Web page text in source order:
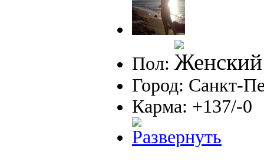
Пол:
Город: Санкт-
Карма: +137/-0